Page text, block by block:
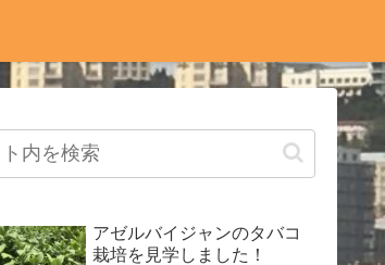
アゼルバイジャンのタバコ
栽培を見学しました！